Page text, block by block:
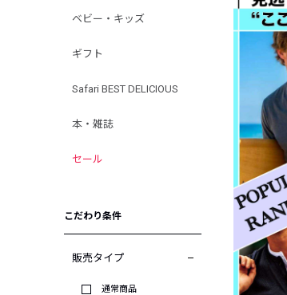
ベビー・キッズ
ギフト
Safari BEST DELICIOUS
本・雑誌
セール
こだわり条件
販売タイプ
通常商品